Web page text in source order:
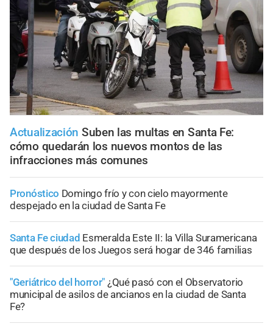
Actualización Suben las multas en Santa Fe:
cómo quedarán los nuevos montos de las
infracciones más comunes
Pronóstico Domingo frío y con cielo mayormente
despejado en la ciudad de Santa Fe
Santa Fe ciudad Esmeralda Este II: la Villa Suramericana
que después de los Juegos será hogar de 346 familias
"Geriátrico del horror" ¿Qué pasó con el Observatorio
municipal de asilos de ancianos en la ciudad de Santa
Fe?